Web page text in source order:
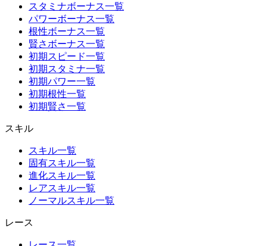
スタミナボーナス一覧
パワーボーナス一覧
根性ボーナス一覧
賢さボーナス一覧
初期スピード一覧
初期スタミナ一覧
初期パワー一覧
初期根性一覧
初期賢さ一覧
スキル
スキル一覧
固有スキル一覧
進化スキル一覧
レアスキル一覧
ノーマルスキル一覧
レース